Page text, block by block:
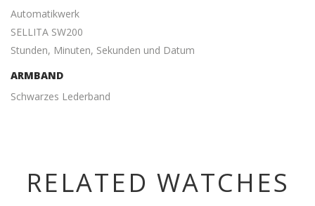
Automatikwerk
SELLITA SW200
Stunden, Minuten, Sekunden und Datum
ARMBAND
Schwarzes Lederband
RELATED WATCHES